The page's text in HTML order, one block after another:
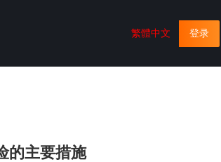
繁體中文 登录
的主要措施